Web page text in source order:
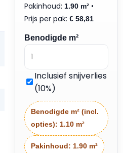
Pakinhoud: 1.90 m² •
Prijs per pak: € 58,81
Benodigde m²
Inclusief snijverlies
(10%)
Benodigde m² (incl.
opties): 1.10 m²
Pakinhoud: 1.90 m²